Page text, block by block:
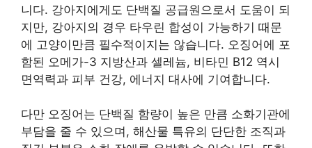
니다. 강아지에게도 단백질 공급원으로서 도움이 되
지만, 강아지의 경우 타우린 합성이 가능하기 때문
에 고양이만큼 필수적이지는 않습니다. 오징어에 포
함된 오메가-3 지방산과 셀레늄, 비타민 B12 역시
면역력과 피부 건강, 에너지 대사에 기여합니다.
다만 오징어는 단백질 함량이 높은 만큼 소화기관에
부담을 줄 수 있으며, 해산물 특유의 단단한 조직과